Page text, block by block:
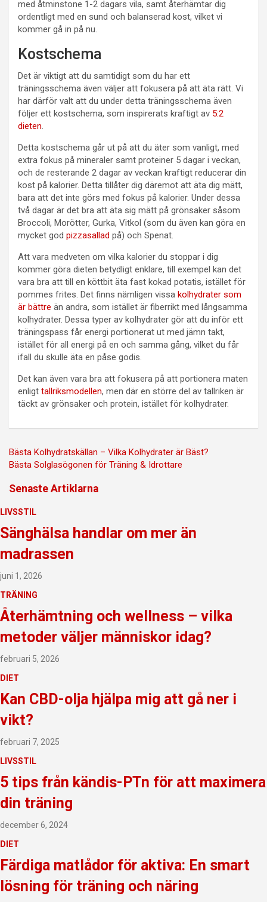
med åtminstone 1-2 dagars vila, samt återhämtar dig
ordentligt med en sund och balanserad kost, vilket vi
kommer gå in på nu.
Kostschema
Det är viktigt att du samtidigt som du har ett
träningsschema även väljer att fokusera på att äta rätt. Vi
har därför valt att du under detta träningsschema även
följer ett kostschema, som inspirerats kraftigt av 5:2
dieten.
Detta kostschema går ut på att du äter som vanligt, med
extra fokus på mineraler samt proteiner 5 dagar i veckan,
och de resterande 2 dagar av veckan kraftigt reducerar din
kost på kalorier. Detta tillåter dig däremot att äta dig mätt,
bara att det inte görs med fokus på kalorier. Under dessa
två dagar är det bra att äta sig mätt på grönsaker såsom
Broccoli, Morötter, Gurka, Vitkol (som du även kan göra en
mycket god pizzasallad på) och Spenat.
Att vara medveten om vilka kalorier du stoppar i dig
kommer göra dieten betydligt enklare, till exempel kan det
vara bra att till en köttbit äta fast kokad potatis, istället för
pommes frites. Det finns nämligen vissa kolhydrater som
är bättre än andra, som istället är fiberrikt med långsamma
kolhydrater. Dessa typer av kolhydrater gör att du inför ett
träningspass får energi portionerat ut med jämn takt,
istället för all energi på en och samma gång, vilket du får
ifall du skulle äta en påse godis.
Det kan även vara bra att fokusera på att portionera maten
enligt tallriksmodellen, men där en större del av tallriken är
täckt av grönsaker och protein, istället för kolhydrater.
Inläggsnavigering
Bästa Kolhydratskällan – Vilka Kolhydrater är Bäst?
Bästa Solglasögonen för Träning & Idrottare
Senaste Artiklarna
LIVSSTIL
Sänghälsa handlar om mer än
madrassen
juni 1, 2026
TRÄNING
Återhämtning och wellness – vilka
metoder väljer människor idag?
februari 5, 2026
DIET
Kan CBD-olja hjälpa mig att gå ner i
vikt?
februari 7, 2025
LIVSSTIL
5 tips från kändis-PTn för att maximera
din träning
december 6, 2024
DIET
Färdiga matlådor för aktiva: En smart
lösning för träning och näring